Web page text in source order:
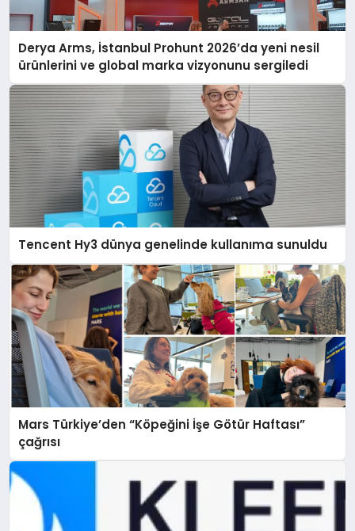
Derya Arms, İstanbul Prohunt 2026’da yeni nesil
ürünlerini ve global marka vizyonunu sergiledi
Tencent Hy3 dünya genelinde kullanıma sunuldu
Mars Türkiye’den “Köpeğini İşe Götür Haftası”
çağrısı